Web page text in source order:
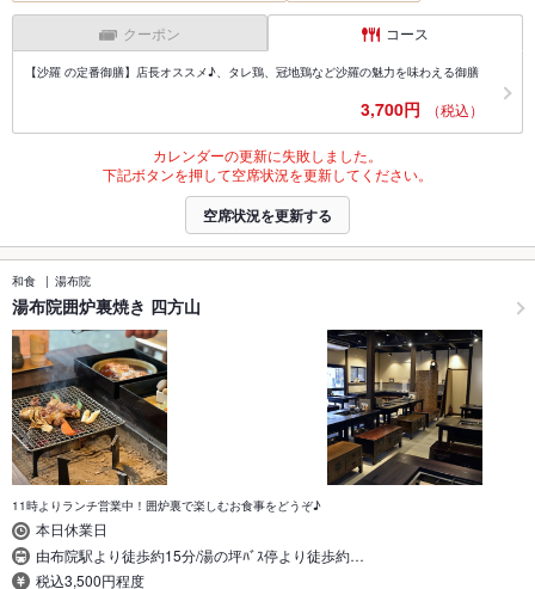
クーポン コース
【沙羅 の定番御膳】店長オススメ♪、タレ鶏、冠地鶏など沙羅の魅力を味わえる御膳
3,700円 （税込）
カレンダーの更新に失敗しました。
下記ボタンを押して空席状況を更新してください。
空席状況を更新する
和食 湯布院
湯布院囲炉裏焼き 四方山
11時よりランチ営業中！囲炉裏で楽しむお食事をどうぞ♪
本日休業日
由布院駅より徒歩約15分/湯の坪ﾊﾞｽ停より徒歩約…
税込3,500円程度